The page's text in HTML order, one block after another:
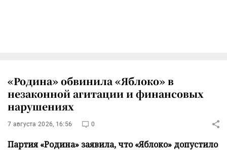
«Родина» обвинила «Яблоко» в
незаконной агитации и финансовых
нарушениях
7 августа 2026, 16:56 0
Партия «Родина» заявила, что «Яблоко» допустило